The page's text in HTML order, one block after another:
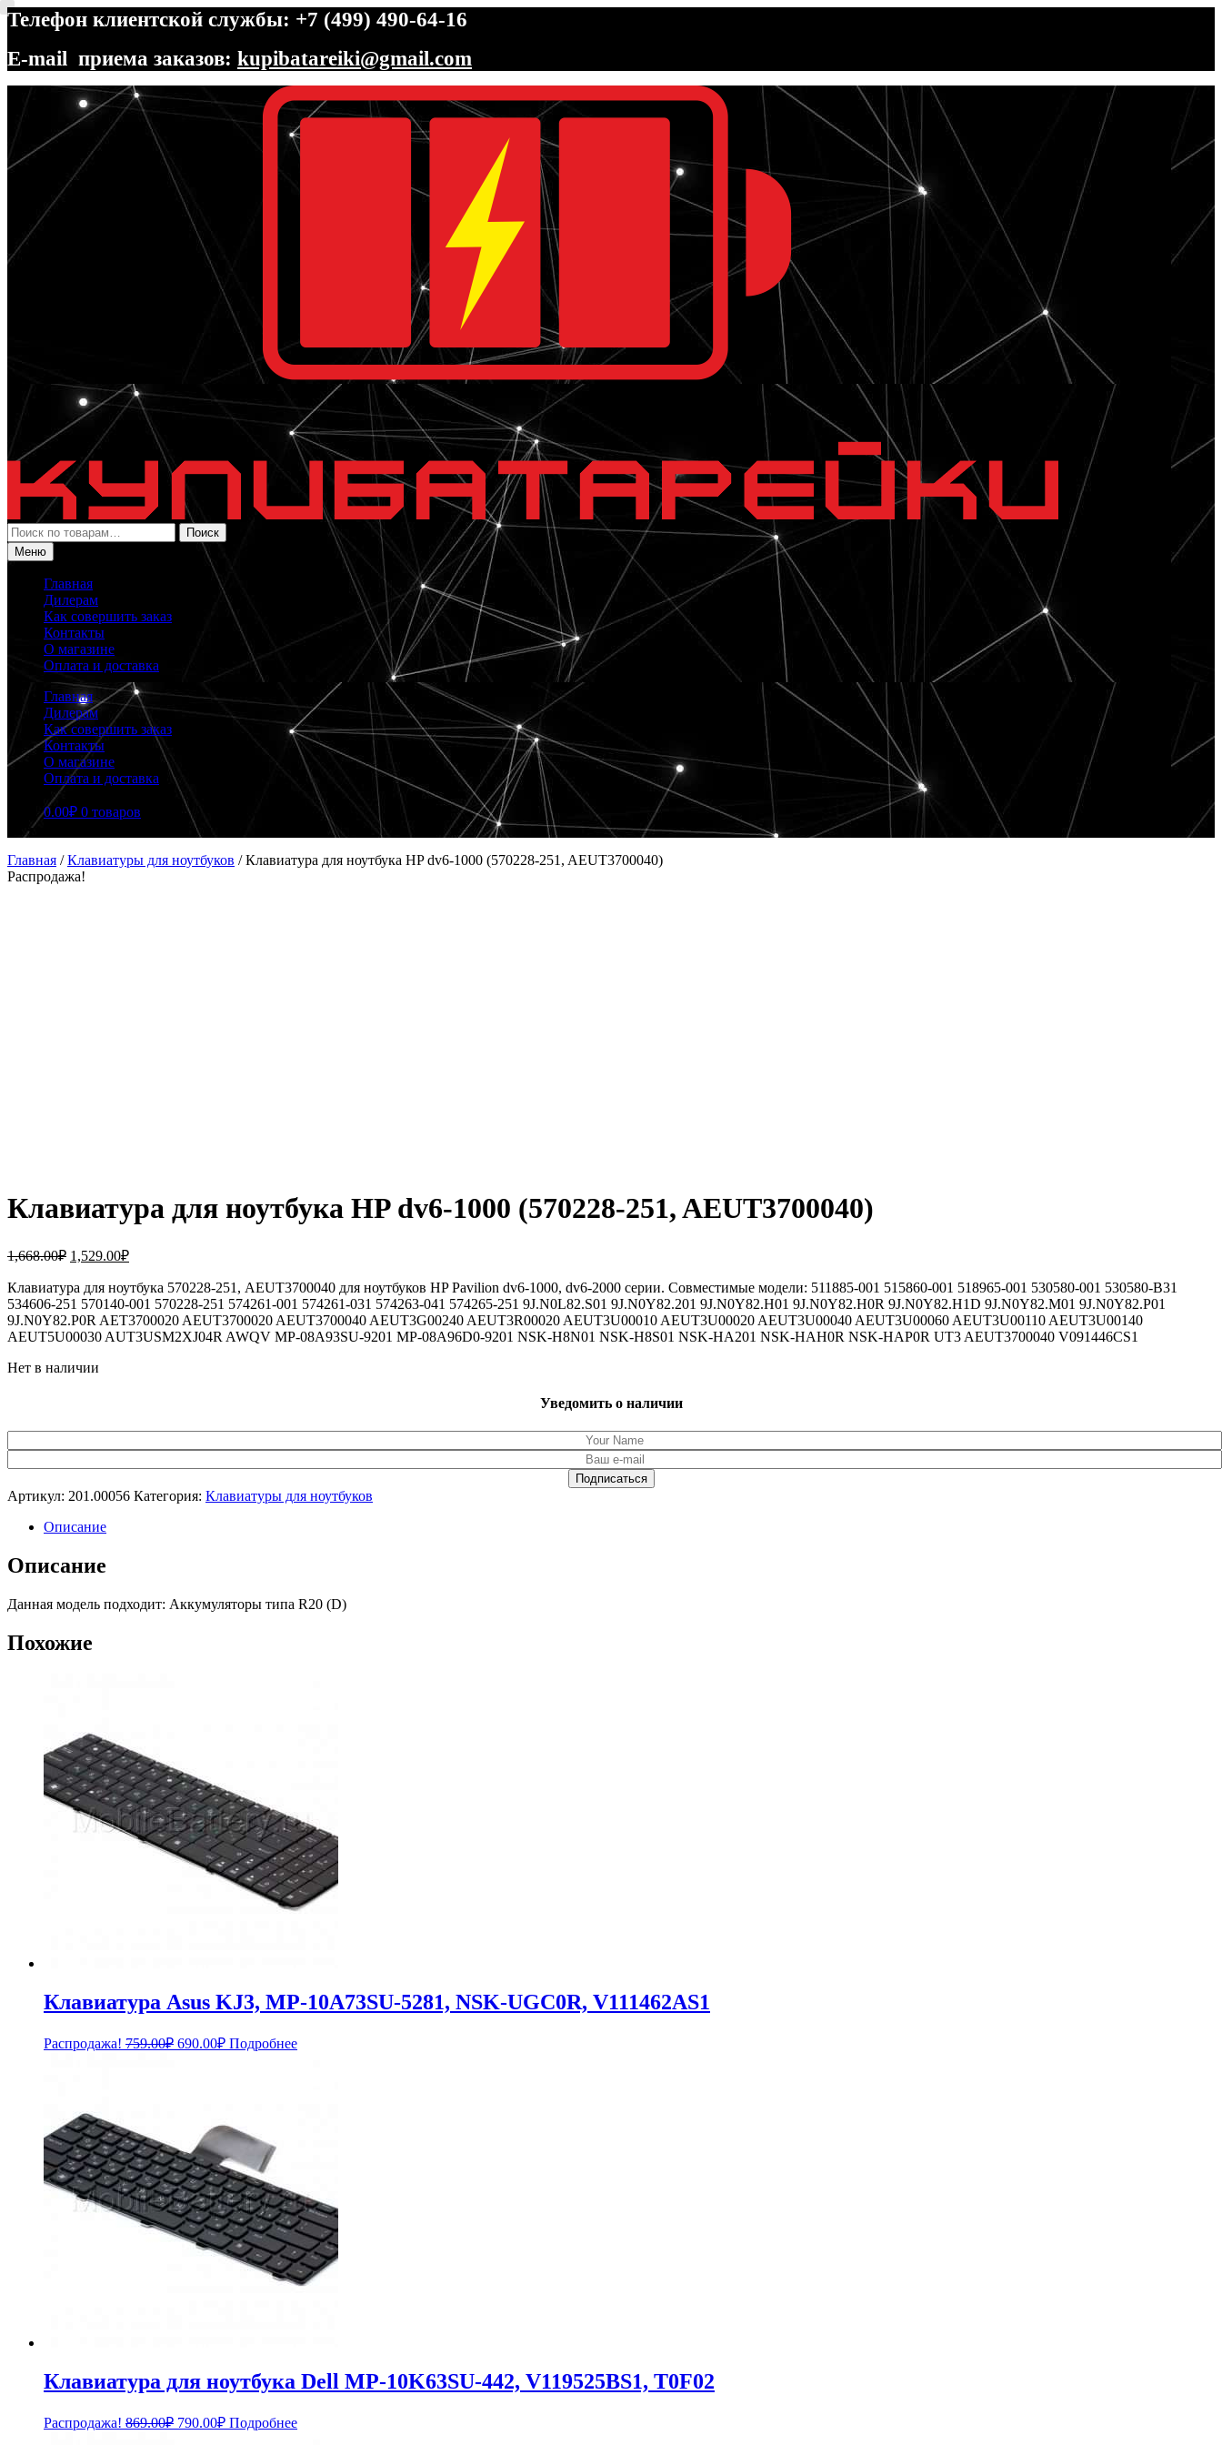
Телефон клиентской службы: +7 (499) 490-64-16
E-mail приема заказов: kupibatareiki@gmail.com
Перейти
навигации
Перейти
содержимому
Искать:
Поиск
Меню
Главная
Дилерам
Как совершить заказ
Контакты
О магазине
Оплата и доставка
Главная
Дилерам
Как совершить заказ
Контакты
О магазине
Оплата и доставка
0.00₽ 0 товаров
Главная /Клавиатуры для ноутбуков /Клавиатура для ноутбука HP dv6-1000 (570228-251, AEUT3700040)
Распродажа!
Клавиатура для ноутбука HP dv6-1000 (570228-251, AEUT3700040)
1,668.00₽ Первоначальная
составляла
1,668.00₽.
1,529.00₽Текущая
1,529.00₽.
Клавиатура для ноутбука 570228-251, AEUT3700040 для ноутбуков HP Pavilion dv6-1000, dv6-2000 серии. Совместимые модели: 511885-001 515860-001 518965-001 530580-001 530580-B31
534606-251 570140-001 570228-251 574261-001 574261-031 574263-041 574265-251 9J.N0L82.S01 9J.N0Y82.201 9J.N0Y82.H01 9J.N0Y82.H0R 9J.N0Y82.H1D 9J.N0Y82.M01 9J.N0Y82.P01
9J.N0Y82.P0R AET3700020 AEUT3700020 AEUT3700040 AEUT3G00240 AEUT3R00020 AEUT3U00010 AEUT3U00020 AEUT3U00040 AEUT3U00060 AEUT3U00110 AEUT3U00140
AEUT5U00030 AUT3USM2XJ04R AWQV MP-08A93SU-9201 MP-08A96D0-9201 NSK-H8N01 NSK-H8S01 NSK-HA201 NSK-HAH0R NSK-HAP0R UT3 AEUT3700040 V091446CS1
Нет в наличии
Уведомить о наличии
Артикул: 201.00056 Категория: Клавиатуры для ноутбуков
Описание
Описание
Данная модель подходит: Аккумуляторы типа R20 (D)
Похожие
Клавиатура Asus KJ3, MP-10A73SU-5281, NSK-UGC0R, V111462AS1
Распродажа! 759.00₽ Первоначальная
690.00₽Текущая
цена:
Подробнее
Клавиатура для ноутбука Dell MP-10K63SU-442, V119525BS1, T0F02
Распродажа! 869.00₽ Первоначальная
790.00₽Текущая
цена:
Подробнее